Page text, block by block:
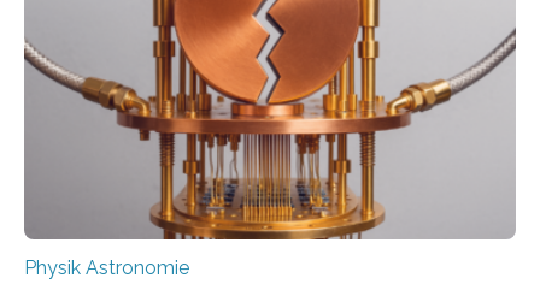
einem Team der TU Wien mit Unterstützung
internationaler Partner der entscheidende Durchbruch:
Der lange diskutierte Thorium-Kernübergang wurde
gefunden. Kurz darauf konnte man zeigen, dass sich
Thorium tatsächlich nutzen lässt, um hochpräzise…
Physik Astronomie